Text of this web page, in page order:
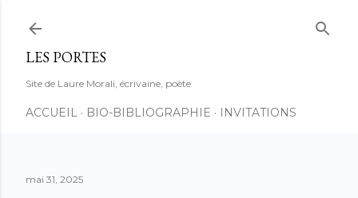
LES PORTES
Site de Laure Morali, écrivaine, poète
ACCUEIL BIO-BIBLIOGRAPHIE INVITATIONS
mai 31, 2025